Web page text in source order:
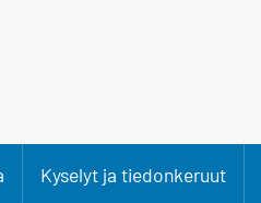
Kyselyt ja tiedonkeruut